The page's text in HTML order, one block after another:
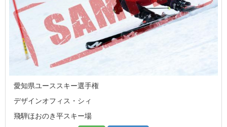
愛知県ユーススキー選手権
デザインオフィス・シィ
飛騨ほおのき平スキー場